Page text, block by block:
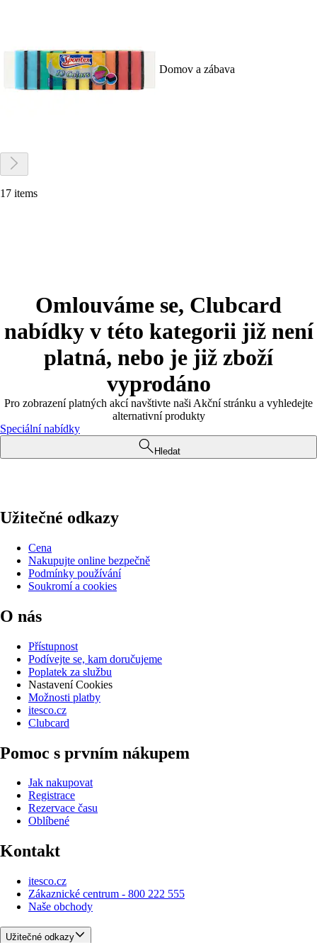
Domov a zábava
17 items
Omlouváme se, Clubcard
nabídky v této kategorii již není
platná, nebo je již zboží
vyprodáno
Pro zobrazení platných akcí navštivte naši Akční stránku a vyhledejte
alternativní produkty
Speciální nabídky
Hledat
Užitečné odkazy
Cena
Nakupujte online bezpečně
Podmínky používání
Soukromí a cookies
O nás
Přístupnost
Podívejte se, kam doručujeme
Poplatek za službu
Nastavení Cookies
Možnosti platby
itesco.cz
Clubcard
Pomoc s prvním nákupem
Jak nakupovat
Registrace
Rezervace času
Oblíbené
Kontakt
itesco.cz
Zákaznické centrum - 800 222 555
Naše obchody
Užitečné odkazy